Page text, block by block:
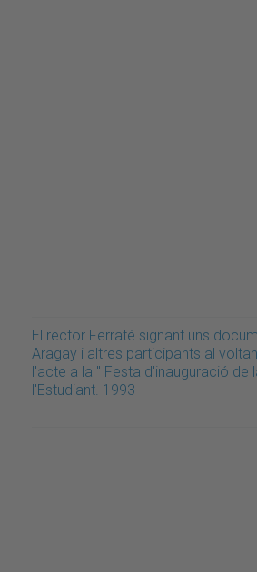
El rector Ferraté signant uns
Aragay i altres participants al
l'acte a la " Festa d'inauguració de
l'Estudiant. 1993